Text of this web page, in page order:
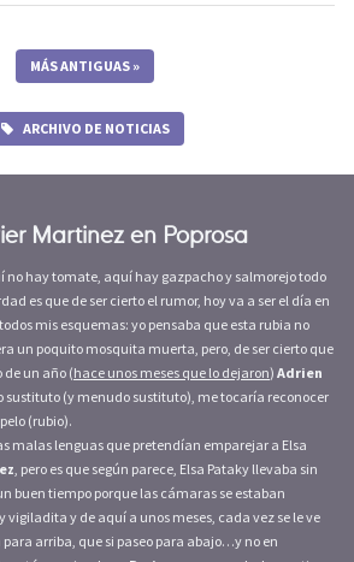
MÁS ANTIGUAS »
ARCHIVO DE NOTICIAS
Martinez en Poprosa
hay tomate, aquí hay gazpacho y salmorejo todo
es que de ser cierto el rumor, hoy va a ser el día en
mis esquemas: yo pensaba que esta rubia no
un poquito mosquita muerta, pero, de ser cierto que
un año (hace unos meses que lo dejaron) Adrien
sustituto (y menudo sustituto), me tocaría reconocer
(rubio).
malas lenguas que pretendían emparejar a Elsa
, pero es que según parece, Elsa Pataky llevaba sin
buen tiempo porque las cámaras se estaban
y de aquí a unos meses, cada vez se le ve
arriba, que si paseo para abajo…y no en